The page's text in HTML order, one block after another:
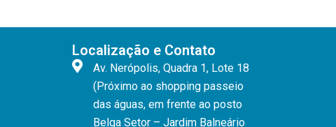
Localização e Contato
Av. Nerópolis, Quadra 1, Lote 18
(Próximo ao shopping passeio
das águas, em frente ao posto
Belga Setor – Jardim Balneário